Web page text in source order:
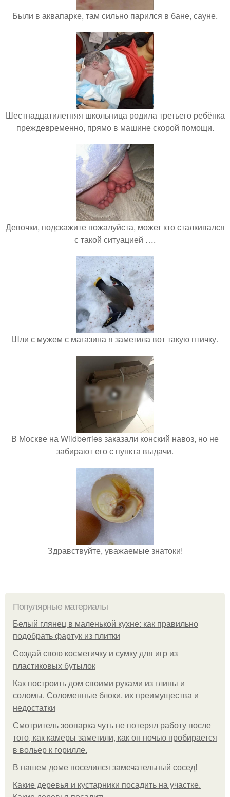
Были в аквапарке, там сильно парился в бане, сауне.
Шестнадцатилетняя школьница родила третьего ребёнка
преждевременно, прямо в машине скорой помощи.
Девочки, подскажите пожалуйста, может кто сталкивался
с такой ситуацией ….
Шли с мужем с магазина я заметила вот такую птичку.
В Москве на Wildberries заказали конский навоз, но не
забирают его с пункта выдачи.
Здравствуйте, уважаемые знатоки!
Популярные материалы
Белый глянец в маленькой кухне: как правильно
подобрать фартук из плитки
Создай свою косметичку и сумку для игр из
пластиковых бутылок
Как построить дом своими руками из глины и
соломы. Соломенные блоки, их преимущества и
недостатки
Смотритель зоопарка чуть не потерял работу после
того, как камеры заметили, как он ночью пробирается
в вольер к горилле.
В нашем доме поселился замечательный сосед!
Какие деревья и кустарники посадить на участке.